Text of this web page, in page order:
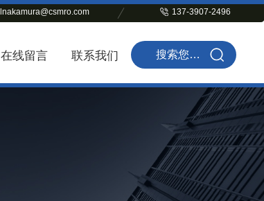
lnakamura@csmro.com 137-3907-2496
在线留言 联系我们